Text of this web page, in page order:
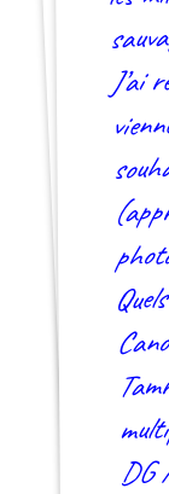
J’ai
DG